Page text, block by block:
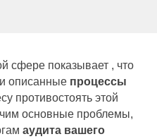
сфере показывает , что
и описанные процессы
противостоять этой
основные проблемы,
аудита вашего